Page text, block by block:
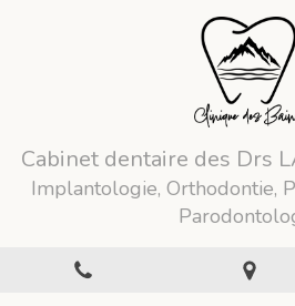
Cabinet dentaire des Drs
Implantologie, Orthodontie,